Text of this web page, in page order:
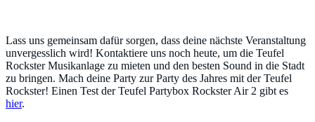
Lass uns gemeinsam dafür sorgen, dass deine nächste Veranstaltung
unvergesslich wird! Kontaktiere uns noch heute, um die Teufel
Rockster Musikanlage zu mieten und den besten Sound in die Stadt
zu bringen. Mach deine Party zur Party des Jahres mit der Teufel
Rockster! Einen Test der Teufel Partybox Rockster Air 2 gibt es
hier.